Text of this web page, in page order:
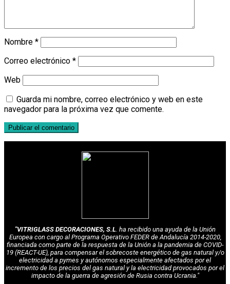
Nombre *
Correo electrónico *
Web
Guarda mi nombre, correo electrónico y web en este
navegador para la próxima vez que comente.
"VITRIGLASS DECORACIONES, S.L. ha recibido una ayuda de la Unión
Europea con cargo al Programa Operativo FEDER de Andalucía 2014-2020,
financiada como parte de la respuesta de la Unión a la pandemia de COVID-
19 (REACT-UE), para compensar el sobrecoste energético de gas natural y/o
electricidad a pymes y autónomos especialmente afectados por el
incremento de los precios del gas natural y la electricidad provocados por el
impacto de la guerra de agresión de Rusia contra Ucrania."